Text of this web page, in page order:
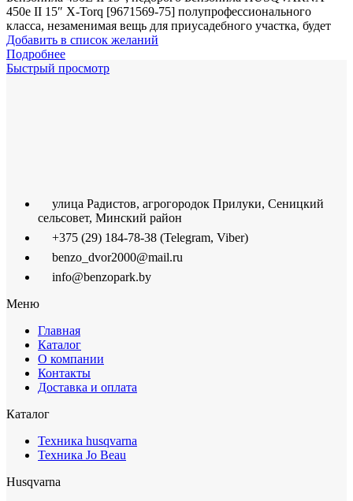
450е II 15″ X-Torq [9671569-75] полупрофессионального
класса, незаменимая вещь для приусадебного участка, будет
Добавить в список желаний
Подробнее
Быстрый просмотр
улица Радистов, агрогородок Прилуки, Сеницкий
сельсовет, Минский район
+375 (29) 184-78-38 (Telegram, Viber)
benzo_dvor2000@mail.ru
info@benzopark.by
Меню
Главная
Каталог
О компании
Контакты
Доставка и оплата
Каталог
Техника husqvarna
Техника Jo Beau
Husqvarna